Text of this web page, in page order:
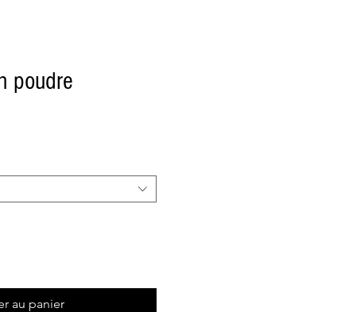
poudre
au panier